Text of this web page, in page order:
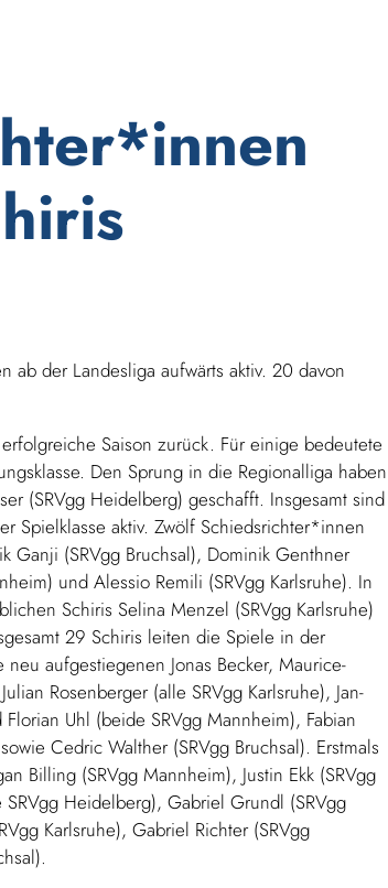
ab der Landesliga aufwärts aktiv. 20 davon
Saison zurück. Für einige bedeutete
Den Sprung in die Regionalliga haben
(SRVgg Heidelberg) geschafft. Insgesamt sind
Spielklasse aktiv. Zwölf Schiedsrichter*innen
(SRVgg Bruchsal), Dominik Genthner
und Alessio Remili (SRVgg Karlsruhe). In
Schiris Selina Menzel (SRVgg Karlsruhe)
29 Schiris leiten die Spiele in der
aufgestiegenen Jonas Becker, Maurice-
Rosenberger (alle SRVgg Karlsruhe), Jan-
Uhl (beide SRVgg Mannheim), Fabian
Cedric Walther (SRVgg Bruchsal). Erstmals
Billing (SRVgg Mannheim), Justin Ekk (SRVgg
Heidelberg), Gabriel Grundl (SRVgg
Karlsruhe), Gabriel Richter (SRVgg